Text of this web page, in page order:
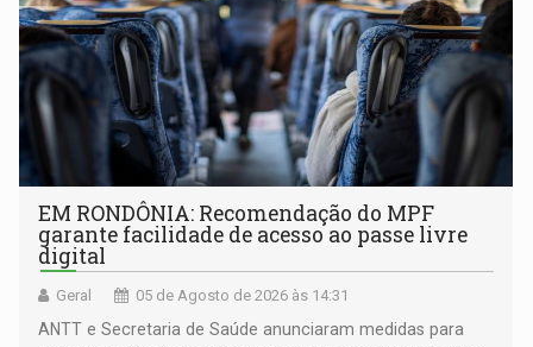
EM RONDÔNIA: Recomendação do MPF
garante facilidade de acesso ao passe livre
digital
Geral 05 de Agosto de 2026 às 14:31
ANTT e Secretaria de Saúde anunciaram medidas para